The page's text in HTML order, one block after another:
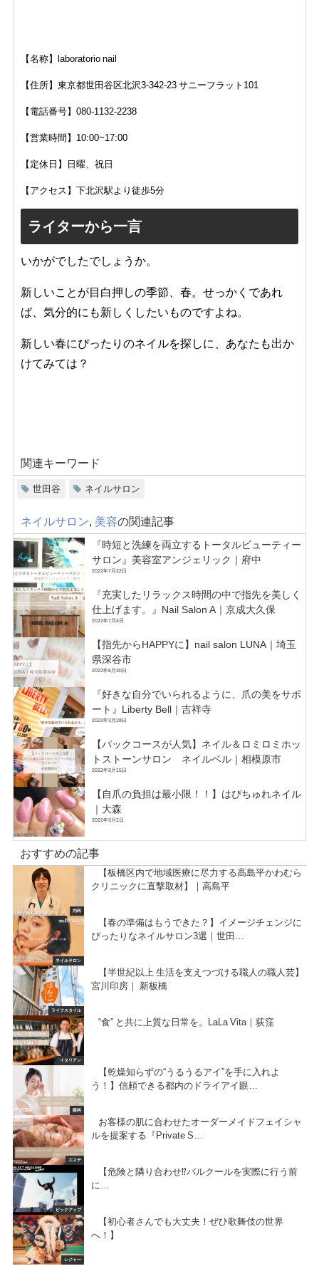
【名称】laboratorio nail
【住所】東京都世田谷区北沢3-342-23 サニーフラット101
【電話番号】080-1132-2238
【営業時間】10:00~17:00
【定休日】日曜、祝日
【アクセス】下北沢駅より徒歩5分
ライターから一言
いかがでしたでしょうか。
新しいことが目白押しの季節、春。せっかくであれ
ば、気分的にも新しくしたいものですよね。
新しい春にぴったりのネイルを探しに、あなたも出か
けてみては？
関連キーワード
世田谷 ネイルサロン
ネイルサロン 美容の関連記事
『時短と洗練を両立するトータルビューティー
サロン』美容室アンジェリック｜府中
2022年7月22日
『充実したリラックス時間の中で指先を美しく
仕上げます。』Nail Salon A｜京成大久保
2022年7月4日
【指先からHAPPYに】nail salon LUNA｜埼玉
県深谷市
2022年6月30日
『好きな自分でいられるように、爪の美をサポ
ート』Liberty Bell｜吉祥寺
2022年3月28日
【パックコースが人気】ネイル＆ロミロミホッ
トストーンサロン ネイルベル｜相模原市
2022年3月15日
【自爪の負担は最小限！！】はぴちゅれネイル
｜大森
2022年3月1日
おすすめの記事
内科
【板橋区内で地域医療に尽力する高島平かわむら
クリニックに直撃取材】｜高島平
ネイルサロン
【春の準備はもうできた？】イメージチェンジに
ぴったりなネイルサロン3選｜世田…
ライフスタイル
【半世紀以上 生活を支えつづける職人の職人芸】
宮川印房｜ 新板橋
イタリアン
“食” と共に上質な日常を。LaLa Vita｜荻窪
眼科
【乾燥知らずの“うるうるアイ”を手に入れよ
う！】信頼できる都内のドライアイ眼…
エステ
お客様の肌に合わせたオーダーメイドフェイシャ
ルを提案する『Private S…
ピックアップ
【危険と隣り合わせ⁉️バルクールを実際に行う前
に…
レジャー
【初心者さんでも大丈夫！ぜひ歌舞伎の世界
へ！】